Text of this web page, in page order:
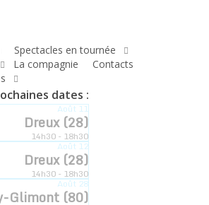
à Trois Poils Retrouvez-
Spectacles en tournée
La compagnie
Contacts
dates :
Août11
Dreux (28)
14h30 - 18h30
Août12
Dreux (28)
14h30 - 18h30
Août28
Glimont (80)